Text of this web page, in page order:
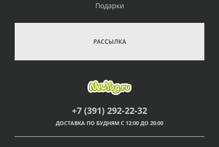
Подарки
РАССЫЛКА
+7 (391) 292-22-32
ДОСТАВКА ПО БУДНЯМ С 12:00 ДО 20:00